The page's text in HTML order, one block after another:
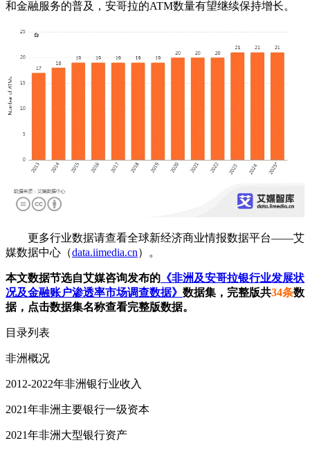
和金融服务的普及，安哥拉的ATM数量有望继续保持增长。
更多行业数据请查看全球新经济商业情报数据平台——艾
媒数据中心（data.iimedia.cn）。
本文数据节选自艾媒咨询发布的 《非洲及安哥拉银行业发展状
况及金融账户渗透率市场调查数据》 数据集，完整版共34条数
据，点击数据集名称查看完整版数据。
目录列表
非洲概况
2012-2022年非洲银行业收入
2021年非洲主要银行一级资本
2021年非洲大型银行资产